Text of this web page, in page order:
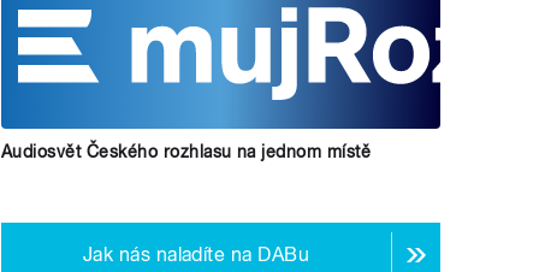
Audiosvět Českého rozhlasu na jednom místě
Jak nás naladíte na DABu